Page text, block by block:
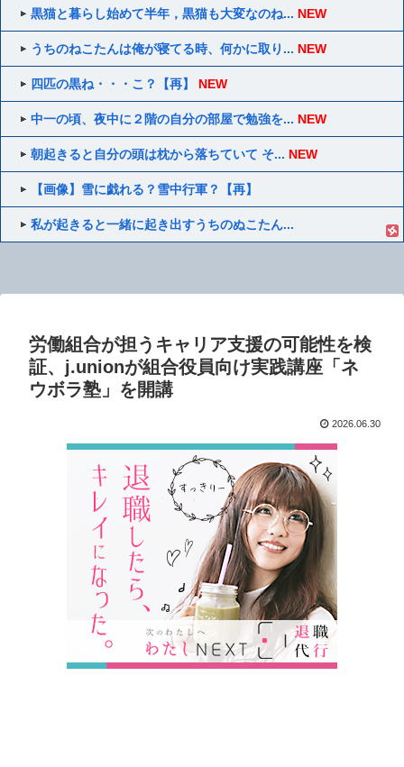
黒猫と暮らし始めて半年，黒猫も大変なのね... NEW
うちのねこたんは俺が寝てる時、何かに取り... NEW
四匹の黒ね・・・こ？【再】 NEW
中一の頃、夜中に２階の自分の部屋で勉強を... NEW
朝起きると自分の頭は枕から落ちていて そ... NEW
【画像】雪に戯れる？雪中行軍？【再】
私が起きると一緒に起き出すうちのぬこたん...
労働組合が担うキャリア支援の可能性を検
証、j.unionが組合役員向け実践講座「ネ
ウボラ塾」を開講
2026.06.30